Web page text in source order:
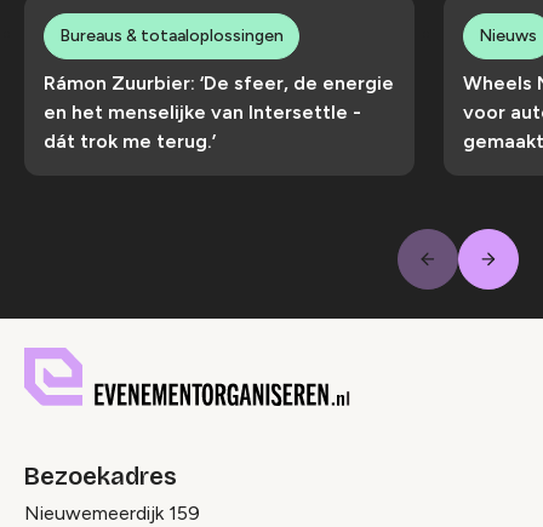
Rámon Zuurbier: ‘De sfeer, de energie
en het menselijke van Intersettle -
dát trok me terug.’
Bureaus & totaaloplossingen
Wheels
voor
Nieuws
Vorige
Bezoekadres
Nieuwemeerdijk 159